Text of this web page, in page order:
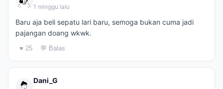
1 minggu lalu
Baru aja beli sepatu lari baru, semoga bukan cuma jadi
pajangan doang wkwk.
♥ 25 💬 Balas
Dani_G